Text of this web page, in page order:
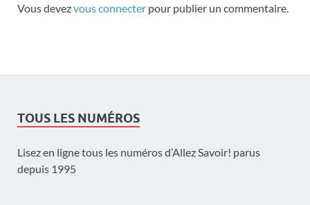
Vous devezvous connecter pour publier un commentaire.
TOUS LES NUMÉROS
Lisez en ligne tous les numéros d’Allez Savoir! parus
depuis 1995